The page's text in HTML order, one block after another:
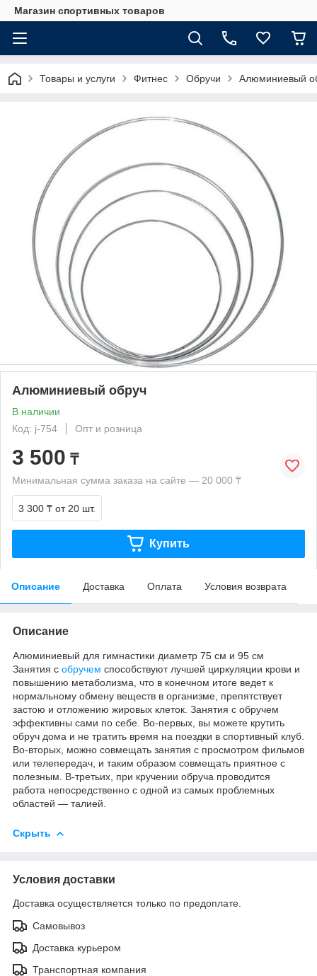
Магазин спортивных товаров
Товары и услуги Фитнес Обручи Алюминиевый
Алюминиевый обруч
В наличии
Код: j-754
Опт и розница
3 500 ₸
Минимальная сумма заказа на сайте — 20 000 ₸
3 300 ₸ от 20 шт.
Купить
Описание Доставка Оплата Условия возврата
Описание
Алюминиевый для гимнастики диаметр 75 см и 95 см
Занятия с обручем способствуют лучшей циркуляции крови и
повышению метаболизма, что в конечном итоге ведет к
нормальному обмену веществ в организме, препятствует
застою и отложению жировых клеток. Занятия с обручем
эффективны сами по себе. Во-первых, вы можете крутить
обруч дома и не тратить время на поездки в спортивный клуб.
Во-вторых, можно совмещать занятия с просмотром фильмов
или телепередач, и таким образом совмещать приятное с
полезным. В-третьих, при кручении обруча проводится
работа непосредственно с одной из самых проблемных
областей ― талией.
Скрыть
Условия доставки
Доставка осуществляется только по предоплате.
Самовывоз
Доставка курьером
Транспортная компания